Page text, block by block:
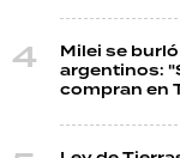
Milei se
argentinos:
compran en